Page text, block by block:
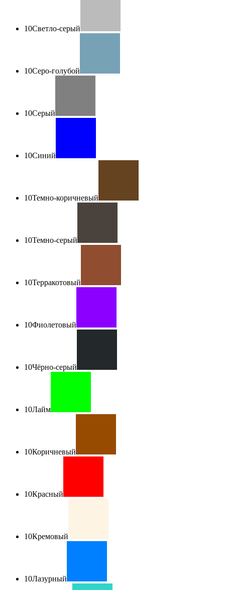
10Светло-серый
10Серо-голубой
10Серый
10Синий
10Темно-коричневый
10Темно-серый
10Терракотовый
10Фиолетовый
10Чёрно-серый
10Лайм
10Коричневый
10Красный
10Кремовый
10Лазурный